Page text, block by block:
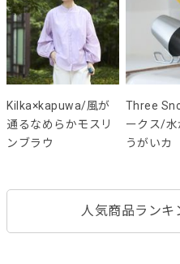
Kilka×kapuwa/風が
通るなめらかモスリ
ンブラウ
Three
ークス/水
うがいカ
人気商品ランキ